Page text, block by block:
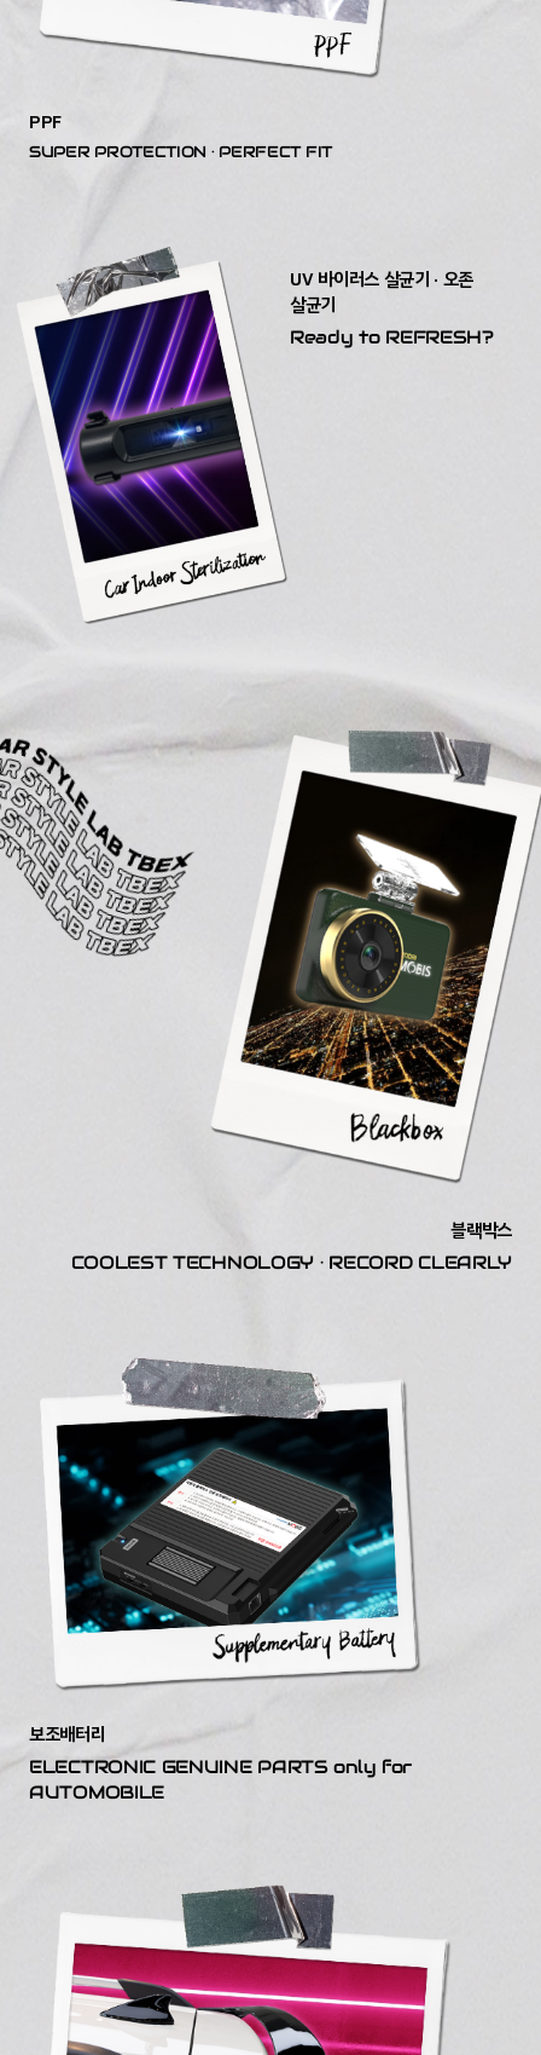
PPF
SUPER PROTECTION · PERFECT FIT
UV 바이러스 살균기 · 오존
살균기
Ready to REFRESH?
블랙박스
COOLEST TECHNOLOGY · RECORD CLEARLY
보조배터리
ELECTRONIC GENUINE PARTS only for
AUTOMOBILE